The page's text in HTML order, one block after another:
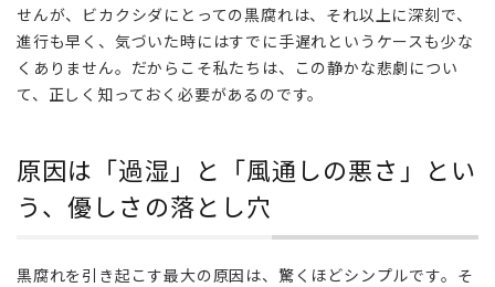
2
原因
は
「過
「風
通し
の悪
う、
せんが、ビカクシダにとっての黒腐れは、それ以上に深刻で、
進行も早く、気づいた時にはすでに手遅れというケースも少な
くありません。だからこそ私たちは、この静かな悲劇につい
て、正しく知っておく必要があるのです。
原因は「過湿」と「風通しの悪さ」とい
う、優しさの落とし穴
黒腐れを引き起こす最大の原因は、驚くほどシンプルです。そ